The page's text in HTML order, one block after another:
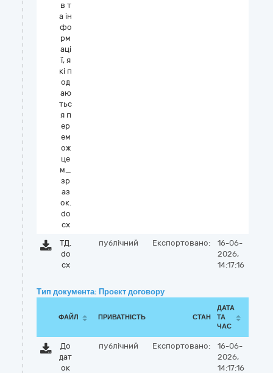
в т
а ін
фо
рм
аці
ї, я
кі п
од
аю
тьс
я п
ер
ем
ож
це
м_
зр
аз
ок.
do
cx
ТД.
do
cx
публічний Експортовано:
16-06-
2026,
14:17:16
Тип документа: Проект договору
ФАЙЛ ПРИВАТНІСТЬ СТАН
ДАТА
ТА
ЧАС
До
дат
ок
публічний Експортовано:
16-06-
2026,
14:17:16